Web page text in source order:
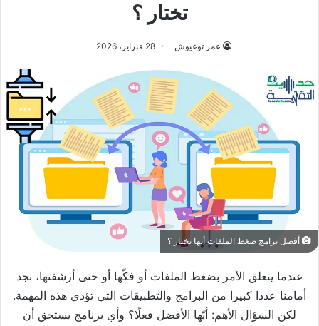
تختار ؟
عمر توعيوش 28 فبراير، 2026
أفضل برامج ضغط الملفات أيها تختار ؟
عندما يتعلق الأمر بضغط الملفات أو فكّها أو حتى أرشفتها، نجد
أمامنا عددا كبيرا من البرامج والتطبيقات التي تؤدي هذه المهمة.
لكن السؤال الأهم: أيّها الأفضل فعلًا؟ وأي برنامج يستحق أن